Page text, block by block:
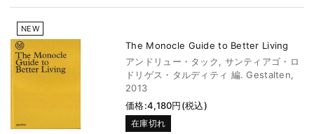
NEW
The Monocle Guide to Better Living
アンドリュー・タック, サンティアゴ・ロ
ドリゲス・タルディティ 編. Gestalten,
2013
価格:4,180円(税込)
在庫切れ